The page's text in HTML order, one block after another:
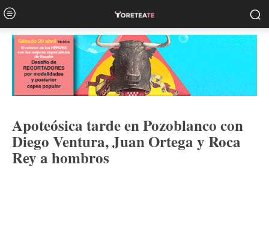
Apoteósica tarde en Pozoblanco con
Diego Ventura, Juan Ortega y Roca
Rey a hombros